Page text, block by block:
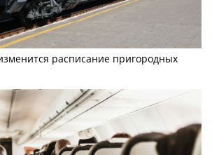
расписание пригородных